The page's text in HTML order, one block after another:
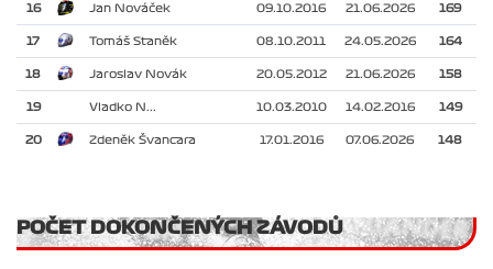
16 Jan Nováček 09.10.2016 21.06.2026 169
17 Tomáš Staněk 08.10.2011 24.05.2026 164
18 Jaroslav Novák 20.05.2012 21.06.2026 158
19 Vladko N... 10.03.2010 14.02.2016 149
20 Zdeněk Švancara 17.01.2016 07.06.2026 148
POČET DOKONČENÝCH ZÁVODŮ